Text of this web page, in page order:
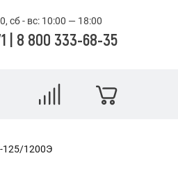
сб - вс: 10:00 — 18:00
| 8 800 333-68-35
125/1200Э